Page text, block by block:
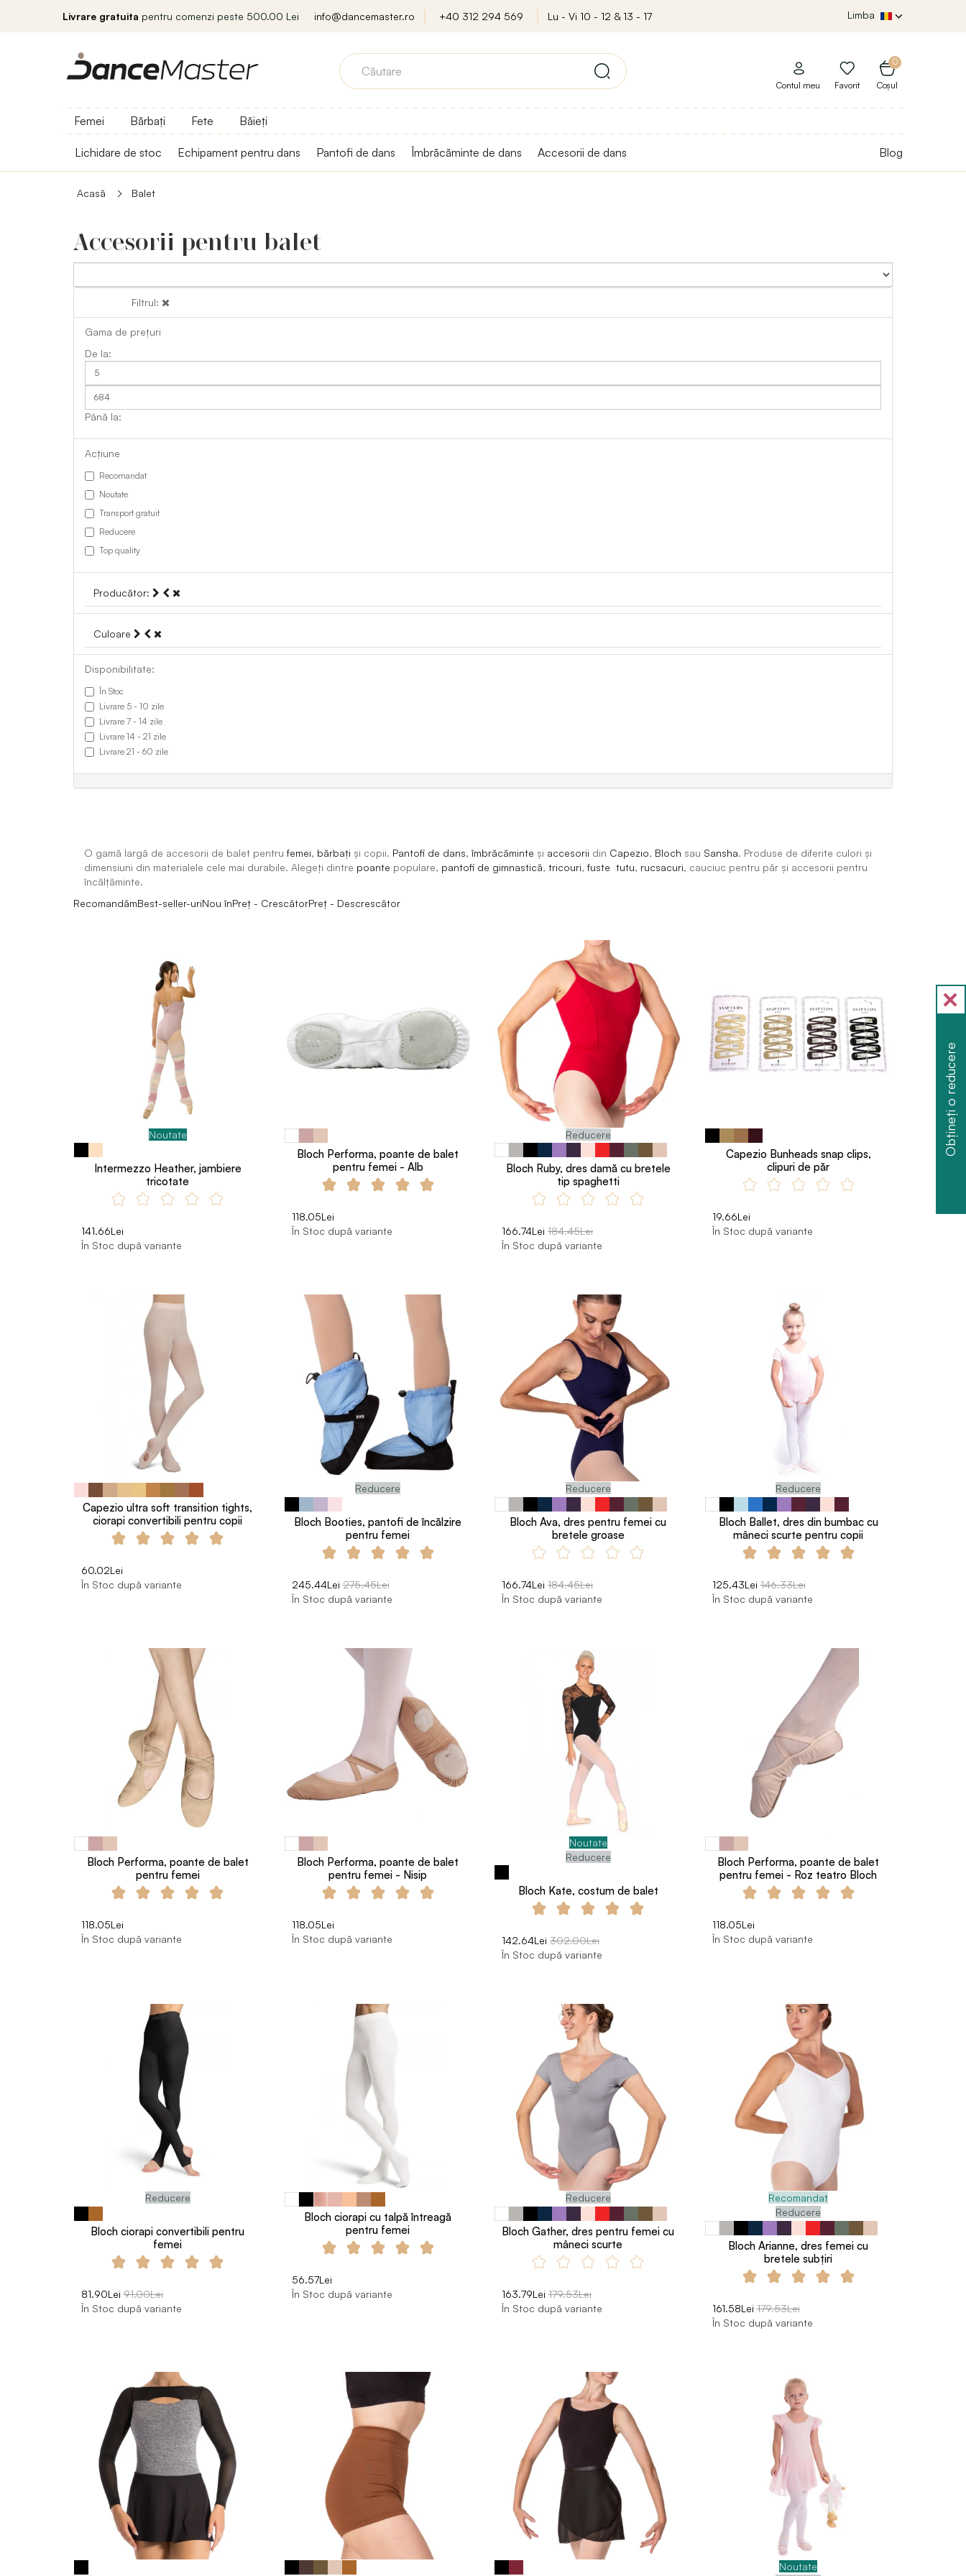
Livrare gratuita pentru comenzi peste 500.00 Lei info@dancemaster.ro +40 312 294 569 Lu - Vi 10 - 12 & 13 - 17 Limba
0
Coșul
Contul meu Favorit
Femei Bărbați Fete Băieți
Lichidare de stoc Echipament pentru dans Pantofi de dans Îmbrăcăminte de dans Accesorii de dans Blog
Acasă Balet
Accesorii pentru balet
Filtrul:
Gama de prețuri
Acțiune
Recomandat
Noutate
Transport gratuit
Reducere
Top quality
Producător:
Culoare
Disponibilitate:
În Stoc
Livrare 5 - 10 zile
Livrare 7 - 14 zile
Livrare 14 - 21 zile
Livrare 21 - 60 zile
O gamă largă de accesorii de balet pentru femei, bărbați și copii. Pantofi de dans, îmbrăcăminte și accesorii din Capezio, Bloch sau Sansha. Produse de diferite culori și
dimensiuni din materialele cele mai durabile. Alegeți dintre poante populare, pantofi de gimnastică, tricouri, fuste tutu, rucsacuri, cauciuc pentru păr și accesorii pentru
încălțăminte.
RecomandămBest-seller-uriNou înPreț - CrescătorPreț - Descrescător
Noutate
Intermezzo Heather, jambiere
tricotate
141.66Lei
În Stoc după variante
Bloch Performa, poante de balet
pentru femei - Alb
118.05Lei
În Stoc după variante
Reducere
Bloch Ruby, dres damă cu bretele
tip spaghetti
166.74Lei 184.45Lei
În Stoc după variante
Capezio Bunheads snap clips,
clipuri de păr
19.66Lei
În Stoc după variante
Capezio ultra soft transition tights,
ciorapi convertibili pentru copii
60.02Lei
În Stoc după variante
Reducere
Bloch Booties, pantofi de încălzire
pentru femei
245.44Lei 275.45Lei
În Stoc după variante
Reducere
Bloch Ava, dres pentru femei cu
bretele groase
166.74Lei 184.45Lei
În Stoc după variante
Reducere
Bloch Ballet, dres din bumbac cu
mâneci scurte pentru copii
125.43Lei 146.33Lei
În Stoc după variante
Bloch Performa, poante de balet
pentru femei
118.05Lei
În Stoc după variante
Bloch Performa, poante de balet
pentru femei - Nisip
118.05Lei
În Stoc după variante
Noutate
Reducere
Bloch Kate, costum de balet
142.64Lei 302.00Lei
În Stoc după variante
Bloch Performa, poante de balet
pentru femei - Roz teatro Bloch
118.05Lei
În Stoc după variante
Reducere
Bloch ciorapi convertibili pentru
femei
81.90Lei 91.00Lei
În Stoc după variante
Bloch ciorapi cu talpă întreagă
pentru femei
56.57Lei
În Stoc după variante
Reducere
Bloch Gather, dres pentru femei cu
mâneci scurte
163.79Lei 179.53Lei
În Stoc după variante
Recomandat
Reducere
Bloch Arianne, dres femei cu
bretele subțiri
161.58Lei 179.53Lei
În Stoc după variante
Noutate
Obțineți o reducere